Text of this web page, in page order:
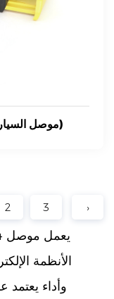
1-1418390-1 موصل السيارات ذو 4 اتجاهات (أنثى)
2 3 ›
الأنظمة
وأداء